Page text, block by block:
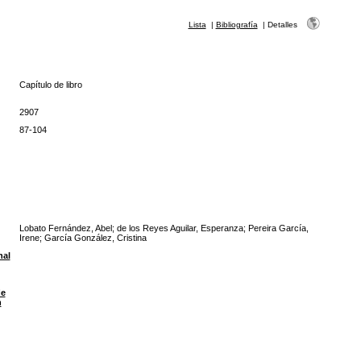
Lista | Bibliografía | Detalles
Capítulo de libro
2907
87-104
Lobato Fernández, Abel; de los Reyes Aguilar, Esperanza; Pereira García,
Irene; García González, Cristina